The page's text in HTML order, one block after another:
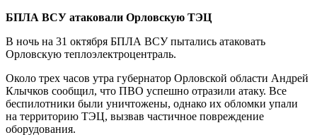
БПЛА ВСУ атаковали Орловскую ТЭЦ
В ночь на 31 октября БПЛА ВСУ пытались атаковать
Орловскую теплоэлектроцентраль.
Около трех часов утра губернатор Орловской области Андрей
Клычков сообщил, что ПВО успешно отразили атаку. Все
беспилотники были уничтожены, однако их обломки упали
на территорию ТЭЦ, вызвав частичное повреждение
оборудования.